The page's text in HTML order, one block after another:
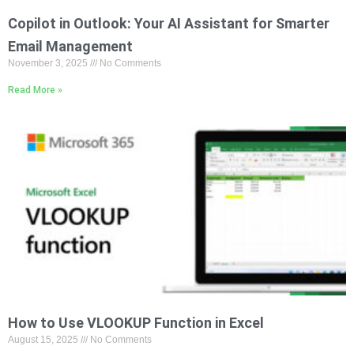
Copilot in Outlook: Your AI Assistant for Smarter
Email Management
November 3, 2025 No Comments
Read More »
How to Use VLOOKUP Function in Excel
August 15, 2025 No Comments